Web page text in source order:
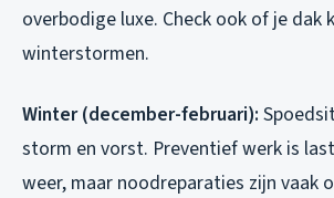
overbodige luxe. Check ook of je dak
winterstormen.
Winter (december-februari):
storm en vorst. Preventief werk is
weer, maar noodreparaties zijn vaak